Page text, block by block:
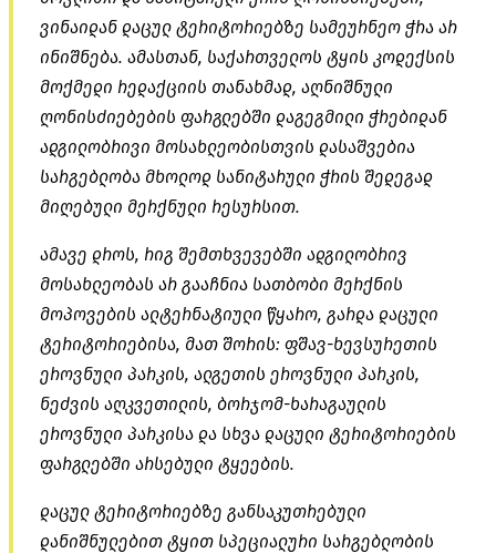
ვინაიდან დაცულ ტერიტორიებზე სამეურნეო ჭრა არ
ინიშნება. ამასთან, საქართველოს ტყის კოდექსის
მოქმედი რედაქციის თანახმად, აღნიშნული
ღონისძიებების ფარგლებში დაგეგმილი ჭრებიდან
ადგილობრივი მოსახლეობისთვის დასაშვებია
სარგებლობა მხოლოდ სანიტარული ჭრის შედეგად
მიღებული მერქნული რესურსით.
ამავე დროს, რიგ შემთხვევებში ადგილობრივ
მოსახლეობას არ გააჩნია სათბობი მერქნის
მოპოვების ალტერნატიული წყარო, გარდა დაცული
ტერიტორიებისა, მათ შორის: ფშავ-ხევსურეთის
ეროვნული პარკის, ალგეთის ეროვნული პარკის,
ნეძვის აღკვეთილის, ბორჯომ-ხარაგაულის
ეროვნული პარკისა და სხვა დაცული ტერიტორიების
ფარგლებში არსებული ტყეების.
დაცულ ტერიტორიებზე განსაკუთრებული
დანიშნულებით ტყით სპეციალური სარგებლობის